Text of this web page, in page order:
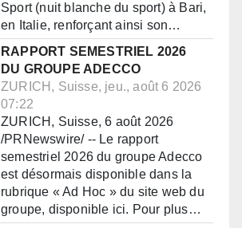
Sport (nuit blanche du sport) à Bari,
en Italie, renforçant ainsi son…
RAPPORT SEMESTRIEL 2026
DU GROUPE ADECCO
ZURICH, Suisse, jeu., août 6 2026
07:22
ZURICH, Suisse, 6 août 2026
/PRNewswire/ -- Le rapport
semestriel 2026 du groupe Adecco
est désormais disponible dans la
rubrique « Ad Hoc » du site web du
groupe, disponible ici. Pour plus…